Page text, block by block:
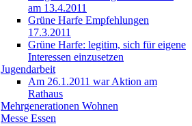
am 13.4.2011
Grüne Harfe Empfehlungen
17.3.2011
Grüne Harfe: legitim, sich für eigene
Interessen einzusetzen
Jugendarbeit
Am 26.1.2011 war Aktion am
Rathaus
Mehrgenerationen Wohnen
Messe Essen